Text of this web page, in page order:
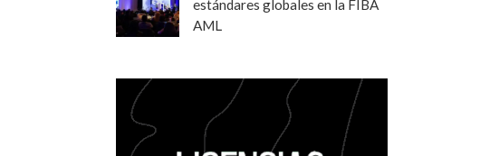
estándares globales en la FIBA
AML